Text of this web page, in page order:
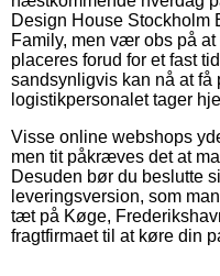
Design House Stockholm
Family, men vær obs på
placeres forud for et fast
sandsynligvis kan nå at få
logistikpersonalet tager
Visse online webshops
men tit påkræves det at
Desuden bør du beslutte
leveringsversion, som
tæt på Køge,
fragtfirmaet til at køre din